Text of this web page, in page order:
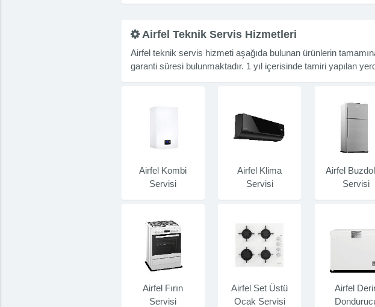
Airfel Teknik Servis Hizmetleri
Airfel teknik servis hizmeti aşağıda bulunan ürünlerin
garanti süresi bulunmaktadır. 1 yıl içerisinde tamiri yapılan
Airfel Kombi
Servisi
Airfel Klima
Servisi
Airfel
Servisi
Airfel Fırın
Servisi
Airfel Set Üstü
Ocak Servisi
Airfel